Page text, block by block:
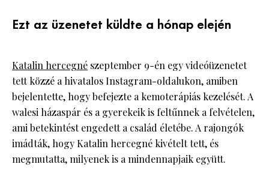
Ezt az üzenetet küldte a hónap elején
Katalin hercegné szeptember 9-én egy videóüzenetet
tett közzé a hivatalos Instagram-oldalukon, amiben
bejelentette, hogy befejezte a kemoterápiás kezelését. A
walesi házaspár és a gyerekeik is feltűnnek a felvételen,
ami betekintést engedett a család életébe. A rajongók
imádták, hogy Katalin hercegné kivételt tett, és
megmutatta, milyenek is a mindennapjaik együtt.